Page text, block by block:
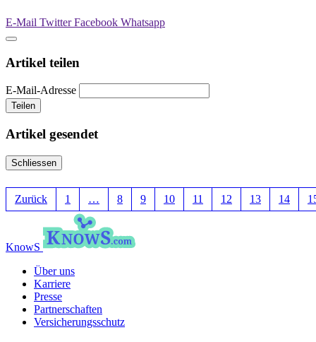
E-Mail TwitterFacebook Whatsapp
Artikel teilen
E-Mail-Adresse
Teilen
Artikel gesendet
Schliessen
Zurück 1 … 8 9 10 11 12 13 14
KnowS
Über uns
Karriere
Presse
Partnerschaften
Versicherungsschutz